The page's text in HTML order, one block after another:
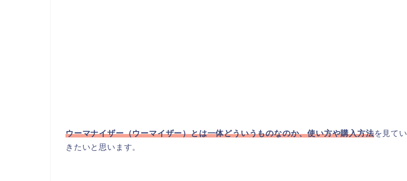
ウーマナイザー（ウーマイザー）とは一体どういうものなのか、使い方や購入方法を見てい
きたいと思います。